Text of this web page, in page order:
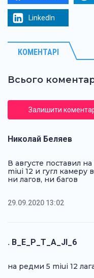
LinkedIn
КОМЕНТАРІ
Всього
Залишити
Николай Беляев
В августе поставил
miui 12 и гугл камеру
ни лагов, ни багов
29.09.2020 13:02
. B_E_P_T_A_JI_6
на редми 5 miui 12